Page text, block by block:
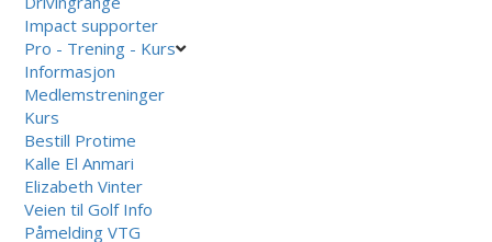
Impact supporter
Pro - Trening - Kurs
Informasjon
Medlemstreninger
Kurs
Bestill Protime
Kalle El Anmari
Elizabeth Vinter
Veien til Golf Info
Påmelding VTG